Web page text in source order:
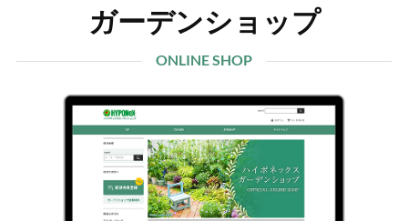
ガーデンショップ
ONLINE SHOP